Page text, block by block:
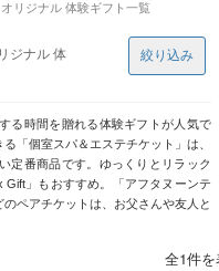
リジナル 体験ギフト一覧
ジナル 体
る時間を贈れる体験ギフトが人気で
「個室スパ＆エステチケット」は、
定番商品です。ゆっくりとリラック
」もおすすめ。「アフタヌーンテ
ペアチケットは、お父さんや友人と
絞り込み
全1件